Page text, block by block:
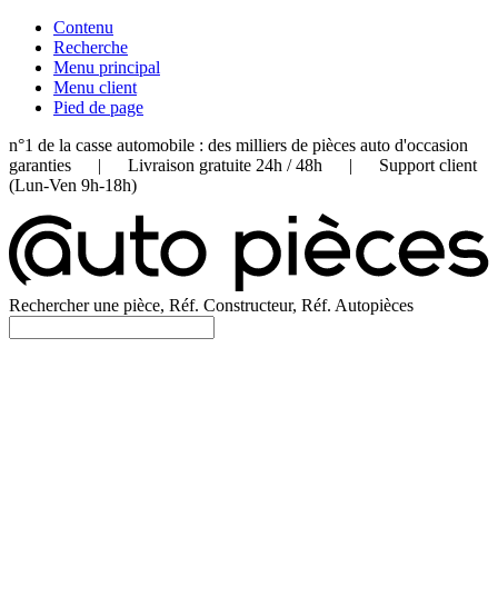
Contenu
Recherche
Menu principal
Menu client
Pied de page
n°1 de la casse automobile : des milliers de pièces auto d'occasion
garanties | Livraison gratuite 24h / 48h | Support client
(Lun-Ven 9h-18h)
Rechercher une pièce, Réf. Constructeur, Réf. Autopièces